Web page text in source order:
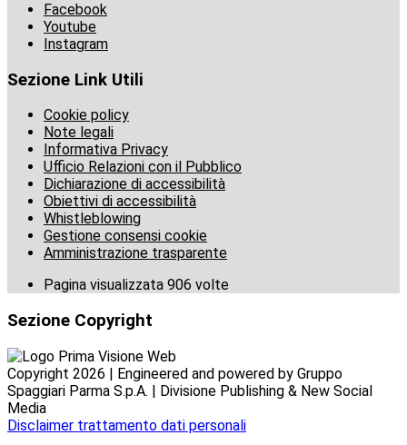
Facebook
Youtube
Instagram
Sezione Link Utili
Cookie policy
Note legali
Informativa Privacy
Ufficio Relazioni con il Pubblico
Dichiarazione di accessibilità
Obiettivi di accessibilità
Whistleblowing
Gestione consensi cookie
Amministrazione trasparente
Pagina visualizzata 906 volte
Sezione Copyright
Copyright 2026 | Engineered and powered by Gruppo
Spaggiari Parma S.p.A. | Divisione Publishing & New Social
Media
Disclaimer trattamento dati personali